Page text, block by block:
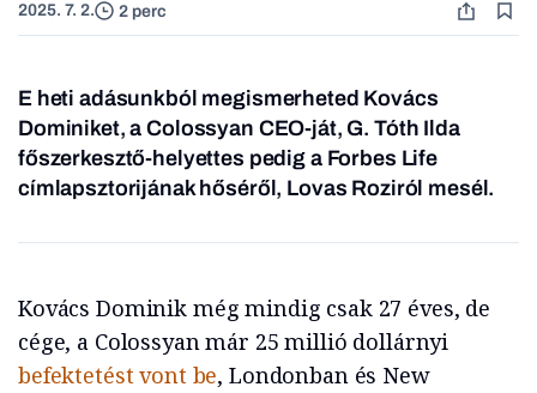
2025. 7. 2. 2 perc
E heti adásunkból megismerheted Kovács
Dominiket, a Colossyan CEO-ját, G. Tóth Ilda
főszerkesztő-helyettes pedig a Forbes Life
címlapsztorijának hőséről, Lovas Roziról mesél.
Kovács Dominik még mindig csak 27 éves, de
cége, a Colossyan már 25 millió dollárnyi
befektetést vont be, Londonban és New